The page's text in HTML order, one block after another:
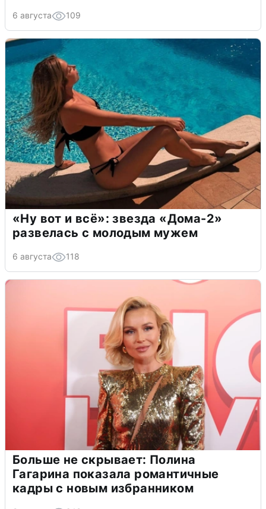
6 августа 109
«Ну вот и всё»: звезда «Дома-2»
развелась с молодым мужем
6 августа 118
Больше не скрывает: Полина
Гагарина показала романтичные
кадры с новым избранником